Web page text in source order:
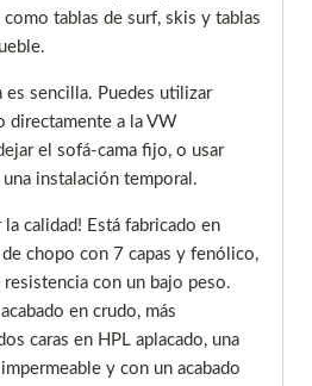
tablas de surf, skis y tablas
es sencilla. Puedes utilizar
directamente a la VW
el sofá-cama fijo, o usar
instalación temporal.
la calidad! Está fabricado en
de chopo con 7 capas y fenólico,
resistencia con un bajo peso.
en crudo, más
caras en HPL aplacado, una
y con un acabado